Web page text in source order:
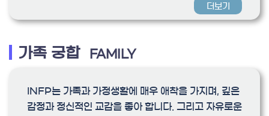
더보기
가족 궁합 FAMILY
INFP는 가족과 가정생활에 매우 애착을 가지며, 깊은
감정과 정신적인 교감을 좋아 합니다. 그리고 자유로운